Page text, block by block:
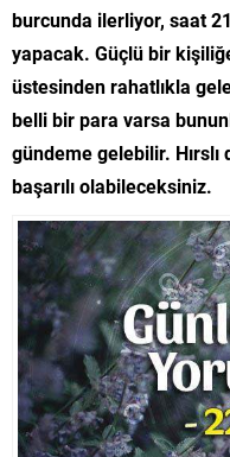
burcunda ilerliyor, saat
yapacak. Güçlü bir
üstesinden rahatlıkla
belli bir para varsa
gündeme gelebilir. Hırslı
başarılı olabileceksiniz.